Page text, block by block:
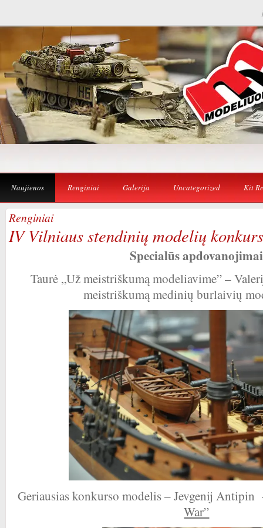
Naujienos Renginiai Galerija Uncategorized Kit
Renginiai
IV Vilniaus stendinių modelių
Specialūs apdovanojimai
Taurė „Už meistriškumą modeliavime” –
meistriškumą medinių burlaivių
Geriausias konkurso modelis – Jevgenij
War”